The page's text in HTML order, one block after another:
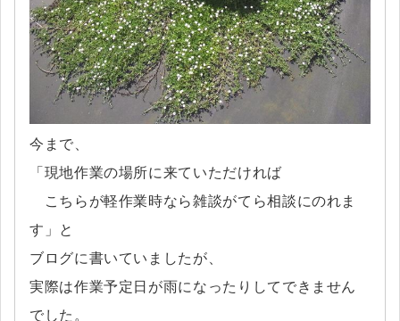
今まで、
「現地作業の場所に来ていただければ
こちらが軽作業時なら雑談がてら相談にのれま
す」と
ブログに書いていましたが、
実際は作業予定日が雨になったりしてできません
でした。